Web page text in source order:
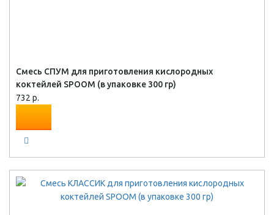
Смесь СПУМ для приготовления кислородных
коктейлей SPOOM (в упаковке 300 гр)
732 р.